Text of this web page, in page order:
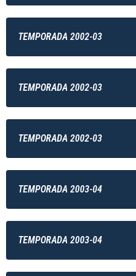
TEMPORADA 2002-03
TEMPORADA 2002-03
TEMPORADA 2002-03
TEMPORADA 2003-04
TEMPORADA 2003-04